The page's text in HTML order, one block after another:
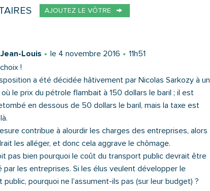
Message
AJOUTEZ LE VÔTRE
Louis le 4 novembre 2016
11h51
!
a été décidée hâtivement par Nicolas Sarkozy à un
le prix du pétrole flambait à 150 dollars le baril ; il est
en dessous de 50 dollars le baril, mais la taxe est
contribue à alourdir les charges des entreprises, alors
les alléger, et donc cela aggrave le chômage.
pas bien pourquoi le coût du transport public devrait être
par les entreprises. Si les élus veulent développer le
public, pourquoi ne l’assument-ils pas (sur leur budget) ?